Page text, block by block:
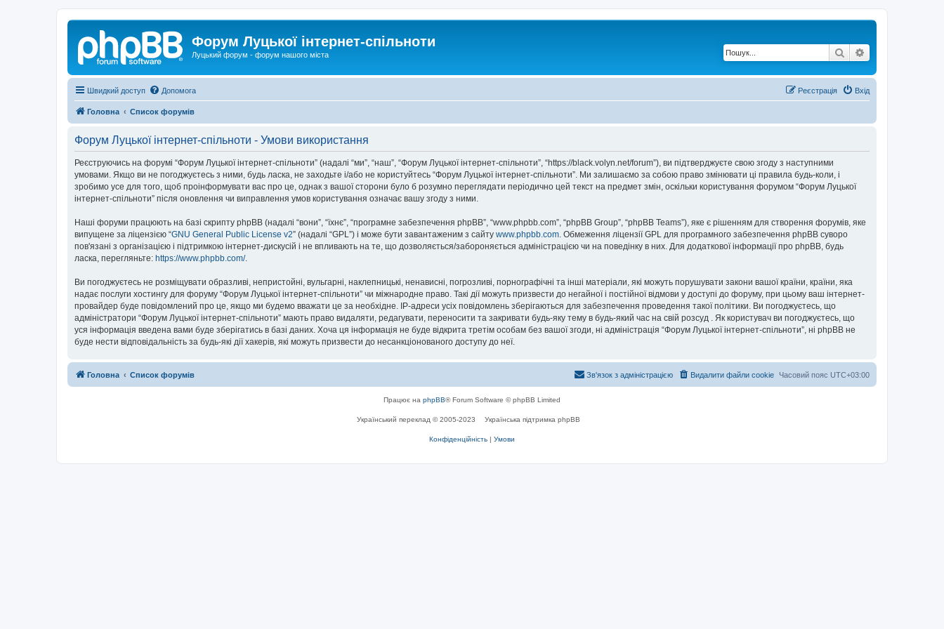
Форум Луцької інтернет-спільноти
Луцький форум - форум нашого міста Пошук
Швидкий доступ Допомога Вхід
Реєстрація
Головна Список форумів
Форум Луцької інтернет-спільноти - Умови використання
Реєструючись на форумі “Форум Луцької інтернет-спільноти” (надалі “ми”, “наш”, “Форум Луцької інтернет-спільноти”, “https://black.volyn.net/forum”), ви підтверджуєте свою згоду з наступними
умовами. Якщо ви не погоджуєтесь з ними, будь ласка, не заходьте і/або не користуйтесь “Форум Луцької інтернет-спільноти”. Ми залишаємо за собою право змінювати ці правила будь-коли, і
зробимо усе для того, щоб проінформувати вас про це, однак з вашої сторони було б розумно переглядати періодично цей текст на предмет змін, оскільки користування форумом “Форум Луцької
інтернет-спільноти” після оновлення чи виправлення умов користування означає вашу згоду з ними.
Наші форуми працюють на базі скрипту phpBB (надалі “вони”, “їхнє”, “програмне забезпечення phpBB”, “www.phpbb.com”, “phpBB Group”, “phpBB Teams”), яке є рішенням для створення форумів, яке
випущене за ліцензією “GNU General Public License v2” (надалі “GPL”) і може бути завантаженим з сайту www.phpbb.com . Обмеження ліцензії GPL для програмного забезпечення phpBB суворо
пов'язані з організацією і підтримкою інтернет-дискусій і не впливають на те, що дозволяється/забороняється адміністрацією чи на поведінку в них. Для додаткової інформації про phpBB, будь
ласка, перегляньте: https://www.phpbb.com/.
Ви погоджуєтесь не розміщувати образливі, непристойні, вульгарні, наклепницькі, ненависні, погрозливі, порнографічні та інші матеріали, які можуть порушувати закони вашої країни, країни, яка
надає послуги хостингу для форуму “Форум Луцької інтернет-спільноти” чи міжнародне право. Такі дії можуть призвести до негайної і постійної відмови у доступі до форуму, при цьому ваш інтернет-
провайдер буде повідомлений про це, якщо ми будемо вважати це за необхідне. IP-адреси усіх повідомлень зберігаються для забезпечення проведення такої політики. Ви погоджуєтесь, що
адміністратори “Форум Луцької інтернет-спільноти” мають право видаляти, редагувати, переносити та закривати будь-яку тему в будь-який час на свій розсуд . Як користувач ви погоджуєтесь, що
уся інформація введена вами буде зберігатись в базі даних. Хоча ця інформація не буде відкрита третім особам без вашої згоди, ні адміністрація “Форум Луцької інтернет-спільноти”, ні phpBB не
буде нести відповідальність за будь-які дії хакерів, які можуть призвести до несанкціонованого доступу до неї.
Головна Список форумів Часовий пояс UTC+03:00
Видалити файли cookie
Зв'язок з адміністрацією
Працює на phpBB® Forum Software © phpBB Limited
Український переклад © 2005-2023 Українська підтримка phpBB
Конфіденційність | Умови